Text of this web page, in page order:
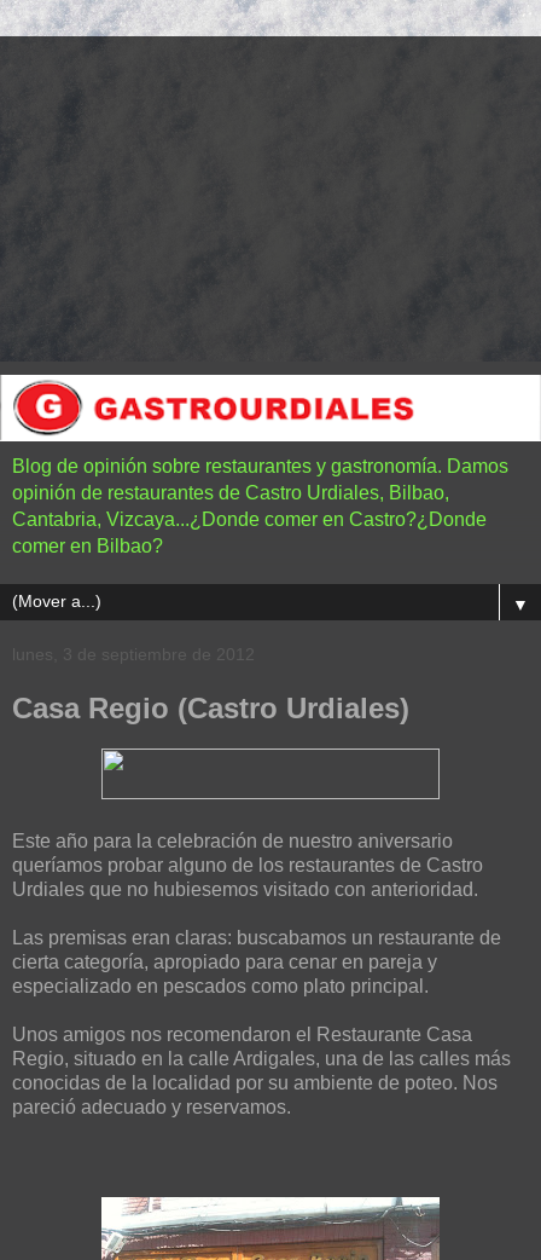
Blog de opinión sobre restaurantes y gastronomía. Damos
opinión de restaurantes de Castro Urdiales, Bilbao,
Cantabria, Vizcaya...¿Donde comer en Castro?¿Donde
comer en Bilbao?
▼
lunes, 3 de septiembre de 2012
Casa Regio (Castro Urdiales)
Este año para la celebración de nuestro aniversario
queríamos probar alguno de los restaurantes de Castro
Urdiales que no hubiesemos visitado con anterioridad.
Las premisas eran claras: buscabamos un restaurante de
cierta categoría, apropiado para cenar en pareja y
especializado en pescados como plato principal.
Unos amigos nos recomendaron el Restaurante Casa
Regio, situado en la calle Ardigales, una de las calles más
conocidas de la localidad por su ambiente de poteo. Nos
pareció adecuado y reservamos.